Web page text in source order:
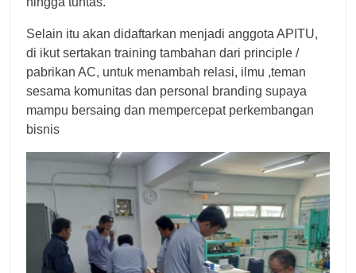
Selain itu akan didaftarkan menjadi anggota APITU,
di ikut sertakan training tambahan dari principle /
pabrikan AC, untuk menambah relasi, ilmu ,teman
sesama komunitas dan personal branding supaya
mampu bersaing dan mempercepat perkembangan
bisnis